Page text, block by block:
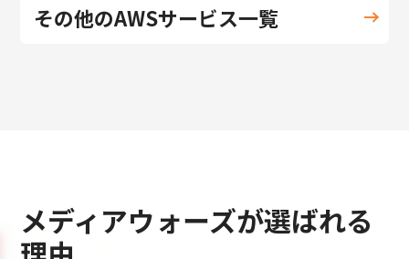
その他のAWSサービス一覧
メディアウォーズが選ばれる